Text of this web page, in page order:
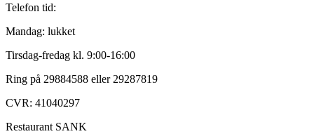
Telefon tid:
Mandag: lukket
Tirsdag-fredag kl. 9:00-16:00
Ring på 29884588 eller 29287819
CVR: 41040297
Restaurant SANK